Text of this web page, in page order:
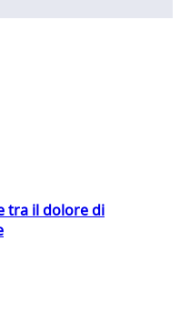
tra il dolore di